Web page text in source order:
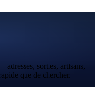
sorties, artisans,
que de chercher.